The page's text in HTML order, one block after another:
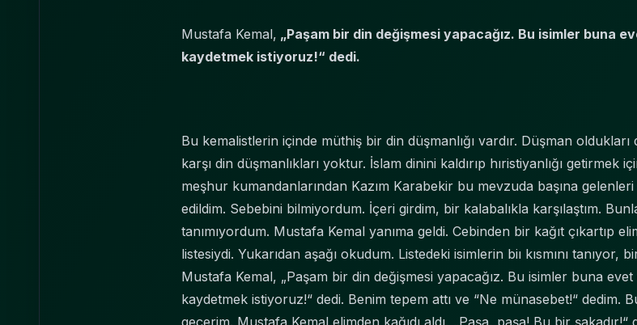
Mustafa Kemal, „Paşam bir din değişmesi yapacağız. Bu isimler buna
kaydetmek istiyoruz!“ dedi.
Bu kemalistlerin içinde müthiş bir din düşmanlığı vardır. Düşman
karşı din düşmanlıkları yoktur. İslam dinini kaldırıp hıristiyanlığı getirmek
meşhur kumandanlarından Kazım Karabekir bu mevzuda başına
edildim. Sebebini bilmiyordum. İçeri girdim, bir kalabalıkla karşılaştım.
tanımıyordum. Mustafa Kemal yanıma geldi. Cebinden bir kağıt çıkartıp
listesiydi. Yukarıdan aşağı okudum. Listedeki isimlerin biı kısmını tanıyor,
Mustafa Kemal, „Paşam bir din değişmesi yapacağız. Bu isimler buna
kaydetmek istiyoruz!“ dedi. Benim tepem attı ve “Ne münasebet!“ dedim.
geçerim. Mustafa Kemal elimden kağıdı aldı, „Paşa, paşa! Bu bir şakadır!“